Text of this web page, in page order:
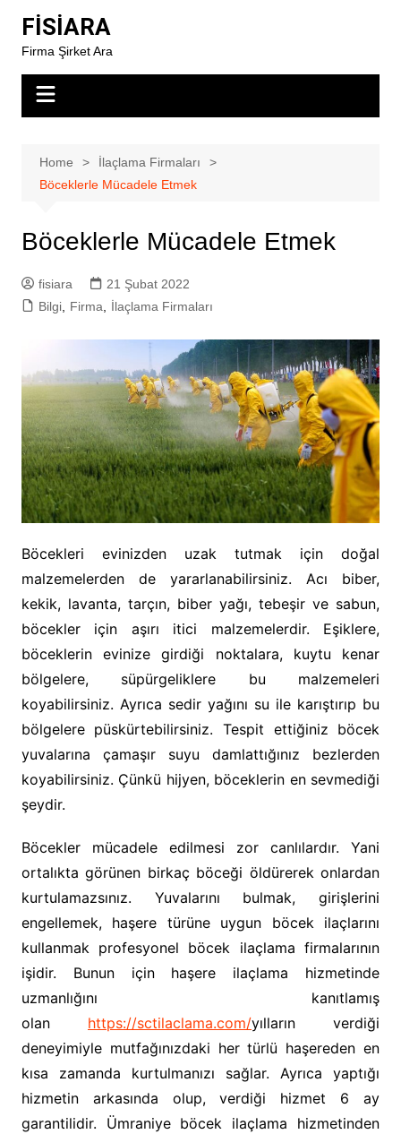
content
FİSİARA
Firma Şirket Ara
Home
İlaçlama Firmaları
Böceklerle Mücadele Etmek
Böceklerle Mücadele Etmek
fisiara
21 Şubat 2022
Bilgi, Firma İlaçlama Firmaları
Böcekleri evinizden uzak tutmak için doğal
malzemelerden de yararlanabilirsiniz. Acı biber,
kekik, lavanta, tarçın, biber yağı, tebeşir ve sabun,
böcekler için aşırı itici malzemelerdir. Eşiklere,
böceklerin evinize girdiği noktalara, kuytu kenar
bölgelere, süpürgeliklere bu malzemeleri
koyabilirsiniz. Ayrıca sedir yağını su ile karıştırıp bu
bölgelere püskürtebilirsiniz. Tespit ettiğiniz böcek
yuvalarına çamaşır suyu damlattığınız bezlerden
koyabilirsiniz. Çünkü hijyen, böceklerin en sevmediği
şeydir.
Böcekler mücadele edilmesi zor canlılardır. Yani
ortalıkta görünen birkaç böceği öldürerek onlardan
kurtulamazsınız. Yuvalarını bulmak, girişlerini
engellemek, haşere türüne uygun böcek ilaçlarını
kullanmak profesyonel böcek ilaçlama firmalarının
işidir. Bunun için haşere ilaçlama hizmetinde
uzmanlığını kanıtlamış
olan https://sctilaclama.com/yılların verdiği
deneyimiyle mutfağınızdaki her türlü haşereden en
kısa zamanda kurtulmanızı sağlar. Ayrıca yaptığı
hizmetin arkasında olup, verdiği hizmet 6 ay
garantilidir. Ümraniye böcek ilaçlama hizmetinden